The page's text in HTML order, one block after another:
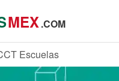
MEX.COM
Escuelas